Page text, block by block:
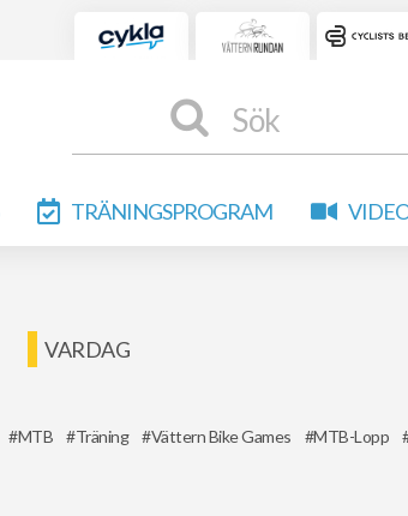
Sök
TRÄNINGSPROGRAM
VARDAG
MTB Träning Vättern Bike Games MTB-Lopp